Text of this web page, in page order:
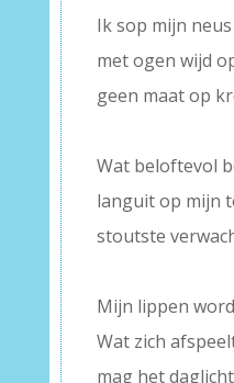
Ik sop mijn
met ogen wijd
geen maat op
Wat beloftevol
languit op mijn
stoutste
Mijn lippen
Wat zich
mag het